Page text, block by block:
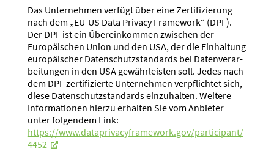
Das Unter­nehmen verfügt über eine Zerti­fi­zierung
nach dem „EU-US Data Privacy Framework“ (DPF).
Der DPF ist ein Überein­kommen zwischen der
Europäi­schen Union und den USA, der die Einhaltung
europäi­scher Daten­schutz­stan­dards bei Daten­ver­ar­
bei­tungen in den USA gewähr­leisten soll. Jedes nach
dem DPF zerti­fi­zierte Unter­nehmen verpflichtet sich,
diese Daten­schutz­stan­dards einzu­halten. Weitere
Infor­ma­tionen hierzu erhalten Sie vom Anbieter
unter folgendem Link:
https://www.dataprivacyframework.gov/participant/
4452